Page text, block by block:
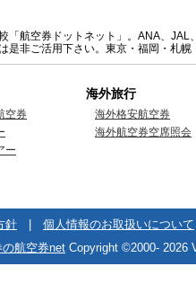
「航空券ドットネット」。ANA、
非ご活用下さい。東京・福岡・札
空券
ー
海外旅行
海外格安航空券
海外航空券空席照会
針 個人情報のお取扱いについて
航空券net Copyright ©2000- 2026